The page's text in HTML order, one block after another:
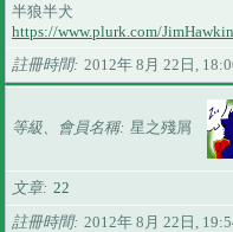
半狼半犬
https://www.plurk.com/
註冊時間
2012年 8月 22日,
等級、會員名稱 星之殘屑
文章 22
註冊時間
2012年 8月 22日,